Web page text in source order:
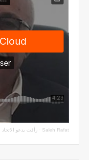
Saleh Rafat
· رأفت يدعو الاتحاد